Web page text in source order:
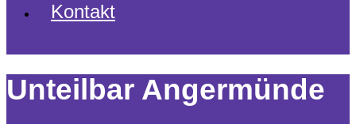
Kontakt
Unteilbar Angermünde